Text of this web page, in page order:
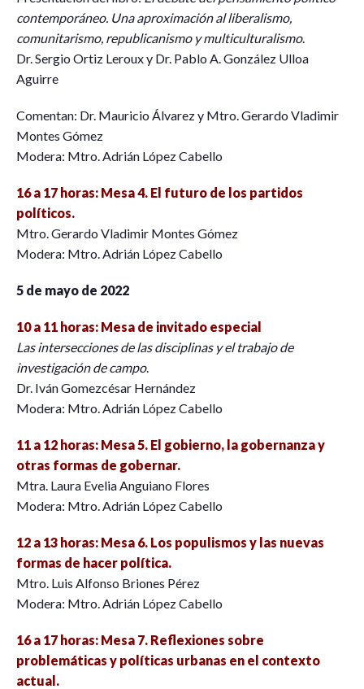
contemporáneo. Una aproximación al liberalismo,
comunitarismo, republicanismo y multiculturalismo.
Dr. Sergio Ortiz Leroux y Dr. Pablo A. González Ulloa
Aguirre
Comentan: Dr. Mauricio Álvarez y Mtro. Gerardo Vladimir
Montes Gómez
Modera: Mtro. Adrián López Cabello
16 a 17 horas: Mesa 4. El futuro de los partidos
políticos.
Mtro. Gerardo Vladimir Montes Gómez
Modera: Mtro. Adrián López Cabello
5 de mayo de 2022
10 a 11 horas: Mesa de invitado especial
Las intersecciones de las disciplinas y el trabajo de
investigación de campo.
Dr. Iván Gomezcésar Hernández
Modera: Mtro. Adrián López Cabello
11 a 12 horas: Mesa 5. El gobierno, la gobernanza y
otras formas de gobernar.
Mtra. Laura Evelia Anguiano Flores
Modera: Mtro. Adrián López Cabello
12 a 13 horas: Mesa 6. Los populismos y las nuevas
formas de hacer política.
Mtro. Luis Alfonso Briones Pérez
Modera: Mtro. Adrián López Cabello
16 a 17 horas: Mesa 7. Reflexiones sobre
problemáticas y políticas urbanas en el contexto
actual.